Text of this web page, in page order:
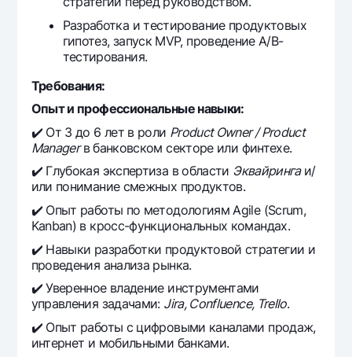
Разработка и тестирование продуктовых
гипотез, запуск MVP, проведение A/B-
тестирования.
Требования:
Опыт и профессиональные навыки:
✔️ От 3 до 6 лет в роли Product Owner / Product
Managerв банковском секторе или финтехе.
✔️ Глубокая экспертиза в области Эквайрингаи/
или понимание смежных продуктов.
✔️ Опыт работы по методологиям Agile (Scrum,
Kanban) в кросс-функциональных командах.
✔️ Навыки разработки продуктовой стратегии и
проведения анализа рынка.
✔️ Уверенное владение инструментами
управления задачами: Jira, Confluence, Trello.
✔️ Опыт работы с цифровыми каналами продаж,
интернет и мобильными банками.